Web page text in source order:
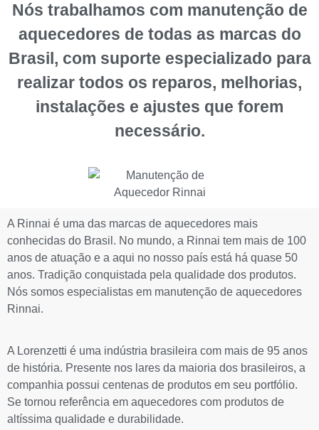
Nós trabalhamos com manutenção de
aquecedores de todas as marcas do
Brasil, com suporte especializado para
realizar todos os reparos, melhorias,
instalações e ajustes que forem
necessário.
A Rinnai é uma das marcas de aquecedores mais
conhecidas do Brasil. No mundo, a Rinnai tem mais de 100
anos de atuação e a aqui no nosso país está há quase 50
anos. Tradição conquistada pela qualidade dos produtos.
Nós somos especialistas em manutenção de aquecedores
Rinnai.
A Lorenzetti é uma indústria brasileira com mais de 95 anos
de história. Presente nos lares da maioria dos brasileiros, a
companhia possui centenas de produtos em seu portfólio.
Se tornou referência em aquecedores com produtos de
altíssima qualidade e durabilidade.